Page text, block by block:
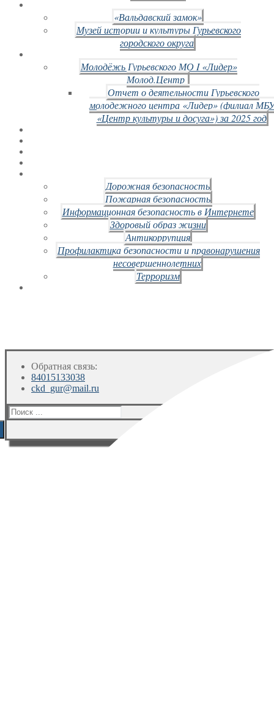
«Вальдавский замок»
Музей истории и культуры Гурьевского
городского округа
Молодёжь Гурьевского МО I «Лидер»
Молод.Центр
Отчет о деятельности Гурьевского
молодежного центра «Лидер» (филиал
«Центр культуры и досуга») за 2025 год
Дорожная безопасность
Пожарная безопасность
Информационная безопасность в Интернете
Здоровый образ жизни
Антикоррупция
Профилактика безопасности и правонарушения
несовершеннолетних
Терроризм
Обратная связь:
84015133038
ckd_gur@mail.ru
Искать: